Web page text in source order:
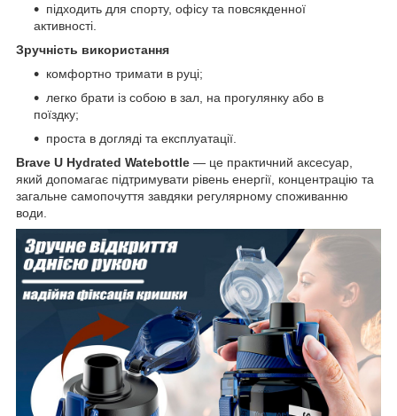
підходить для спорту, офісу та повсякденної
активності.
Зручність використання
комфортно тримати в руці;
легко брати із собою в зал, на прогулянку або в
поїздку;
проста в догляді та експлуатації.
Brave U Hydrated Watebottle — це практичний аксесуар,
який допомагає підтримувати рівень енергії, концентрацію та
загальне самопочуття завдяки регулярному споживанню
води.